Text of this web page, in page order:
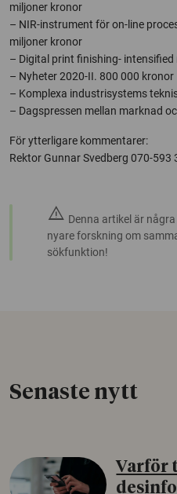
miljoner kronor
– NIR-instrument för on-line
miljoner kronor
– Digital print finishing-
– Nyheter 2020-II. 800 000 kronor
– Komplexa industrisystems
– Dagspressen mellan marknad
För ytterligare kommentarer:
Rektor Gunnar Svedberg 070-593
warning Denna artikel är
nyare forskning om
sökfunktion!
Senaste nytt
Varför